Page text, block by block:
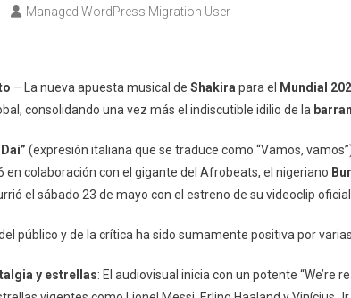
Managed WordPress Migration User
– La nueva apuesta musical de Shakira para el Mundial
consolidando una vez más el indiscutible idilio de la
(expresión italiana que se traduce como “Vamos,
en colaboración con el gigante del Afrobeats, el nigeriano
el sábado 23 de mayo con el estreno de su videoclip
del público y de la crítica ha sido sumamente positiva por
y estrellas: El audiovisual inicia con un potente “We’re